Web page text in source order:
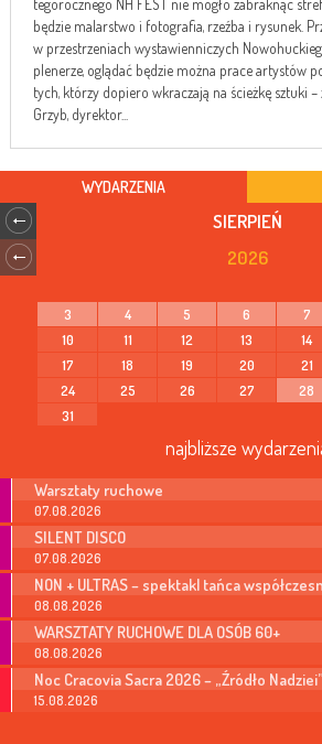
tegorocznego NH FEST nie mogło zabraknąć
będzie malarstwo i fotografia, rzeźba i rysunek.
w przestrzeniach wystawienniczych
plenerze, oglądać będzie można prace artystów
tych, którzy dopiero wkraczają na ścieżkę sztuki –
Grzyb, dyrektor...
WYDARZENIA
SIERPIEŃ
2026
3
4 5 6 7
10
11 12 13 14
17
18 19 20 21
24
25 26 27 28
31
najbliższe
Warsztaty ruchowe
07.08.2026
SILENT DISCO
07.08.2026
NON + ULTRAS – spektakl tańca
08.08.2026
WARSZTATY RUCHOWE DLA OSÓB 60+
08.08.2026
Noc Cracovia Sacra 2026 – „Źródło Nadziei”
15.08.2026